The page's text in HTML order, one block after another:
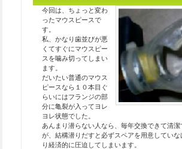
今回は、ちょっと変わ
ったマウスピースで
す。
私、かなり歯並びが悪
くてすぐにマウスピー
スを噛み切ってしまい
ます。
だいたい普通のマウス
ピースなら１０本目ぐ
らいにはフランジの部
分に亀裂が入ってヨレ
ヨレ状態でした。
あんまり潜らない人なら、毎年交換できて清潔
が、結構潜りだすと必ずスペアを用意していな
り経済的に圧迫してしまいます。